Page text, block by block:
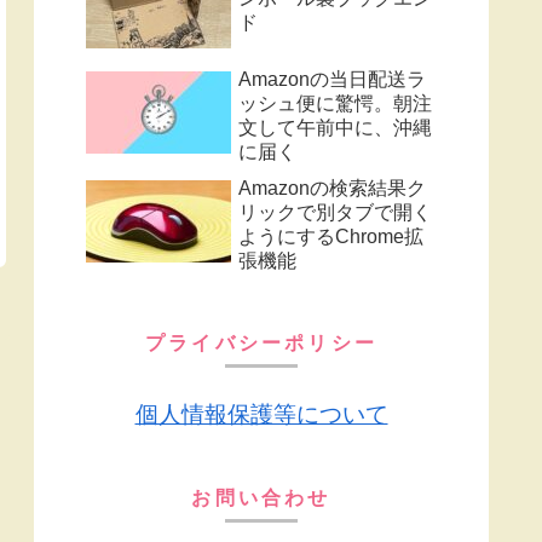
ド
Amazonの当日配送ラ
ッシュ便に驚愕。朝注
文して午前中に、沖縄
に届く
Amazonの検索結果ク
リックで別タブで開く
ようにするChrome拡
張機能
プライバシーポリシー
個人情報保護等について
お問い合わせ